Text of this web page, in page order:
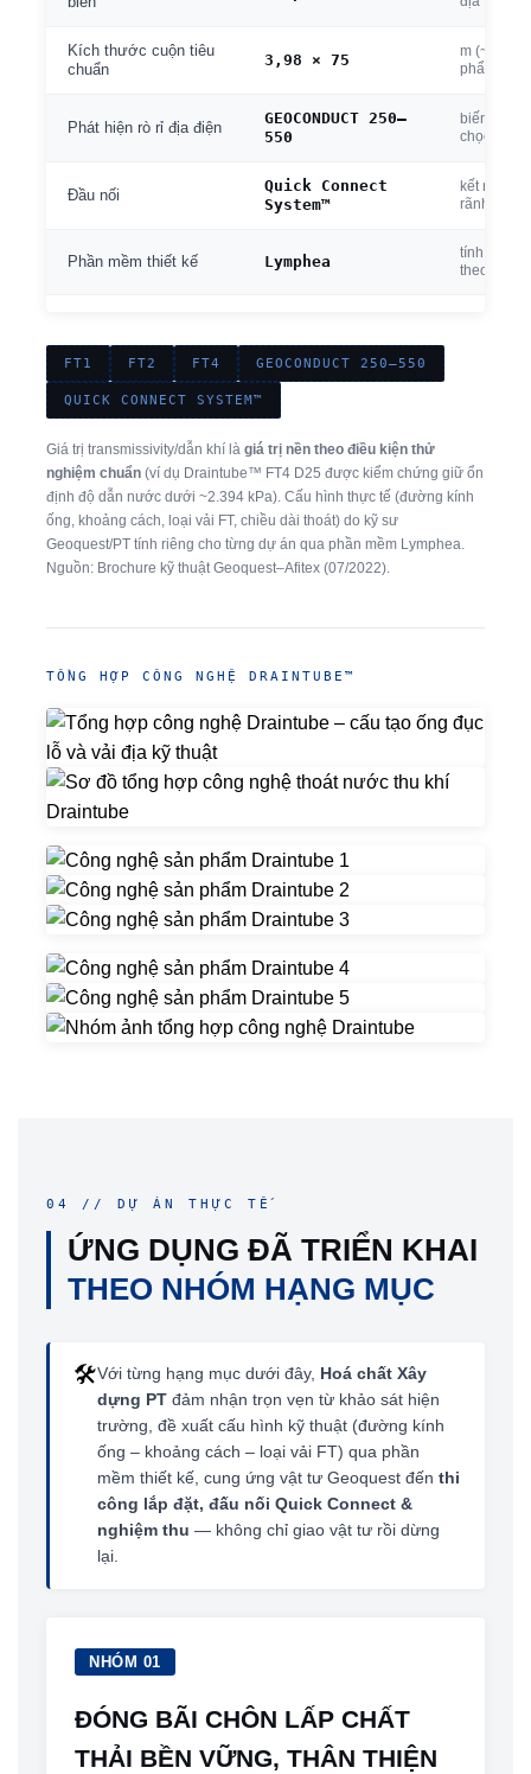
Kích thước cuộn tiêu
chuẩn
3,98 × 75
m (~300
phẩm khác
Phát hiện rò rỉ địa điện
GEOCONDUCT 250–
550
biến thể
chọc thủng
Đầu nối
Quick Connect
System™
kết nối kín
rãnh dẫn
Phần mềm thiết kế Lymphea
tính lưu
theo dự án
FT1 FT2 FT4 GEOCONDUCT 250–550
QUICK CONNECT SYSTEM™
Giá trị transmissivity/dẫn khí là giá trị nền theo điều kiện thử
nghiệm chuẩn (ví dụ Draintube™ FT4 D25 được kiểm chứng giữ ổn
định độ dẫn nước dưới ~2.394 kPa). Cấu hình thực tế (đường kính
ống, khoảng cách, loại vải FT, chiều dài thoát) do kỹ sư
Geoquest/PT tính riêng cho từng dự án qua phần mềm Lymphea.
Nguồn: Brochure kỹ thuật Geoquest–Afitex (07/2022).
TỔNG HỢP CÔNG NGHỆ DRAINTUBE™
04 // DỰ ÁN THỰC TẾ
ỨNG DỤNG ĐÃ TRIỂN KHAI
THEO NHÓM HẠNG MỤC
🛠️Với từng hạng mục dưới đây, Hoá chất Xây
dựng PT đảm nhận trọn vẹn từ khảo sát hiện
trường, đề xuất cấu hình kỹ thuật (đường kính
ống – khoảng cách – loại vải FT) qua phần
mềm thiết kế, cung ứng vật tư Geoquest đến thi
công lắp đặt, đấu nối Quick Connect &
nghiệm thu — không chỉ giao vật tư rồi dừng
lại.
NHÓM 01
ĐÓNG BÃI CHÔN LẤP CHẤT
THẢI BỀN VỮNG, THÂN THIỆN